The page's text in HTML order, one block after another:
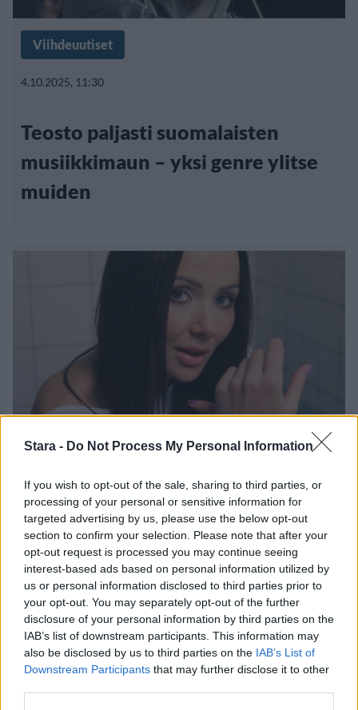
Stara - Do Not Process My Personal Information
If you wish to opt-out of the sale, sharing to third parties, or
processing of your personal or sensitive information for
targeted advertising by us, please use the below opt-out
section to confirm your selection. Please note that after your
opt-out request is processed you may continue seeing
interest-based ads based on personal information utilized by
us or personal information disclosed to third parties prior to
your opt-out. You may separately opt-out of the further
disclosure of your personal information by third parties on the
IAB’s list of downstream participants. This information may
also be disclosed by us to third parties on the IAB’s List of
Downstream Participants that may further disclose it to other
Viihdeuutiset
4.10.2025, 11:30
Teosto paljasti suomalaisten
musiikkimaun – yksi genre ylitse
muiden
Viihdeuutiset
2.10.2025, 21:00
Seinäjoen Vauhtiajot julkisti
ensimmäiset esiintyjänsä